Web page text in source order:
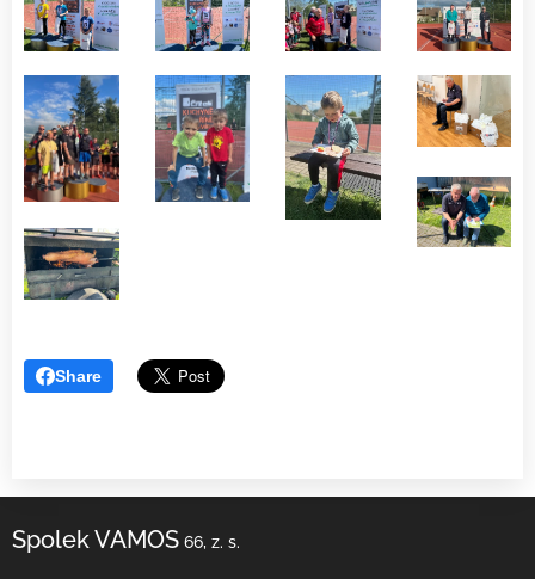
Share
Spolek VAMOS 66, z. s.